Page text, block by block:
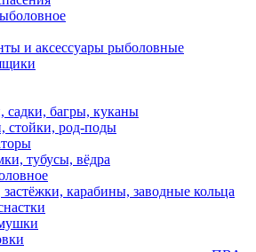
и аксессуары рыболовные
садки, багры, куканы
стойки, род-поды
тубусы, вёдра
карабины, заводные кольца